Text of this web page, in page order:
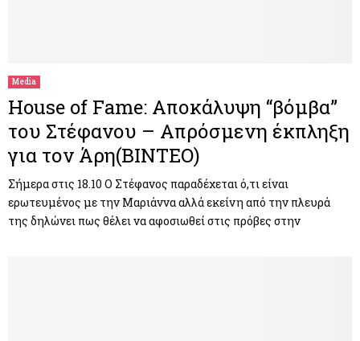
Media
House of Fame: Αποκάλυψη “βόμβα”
του Στέφανου – Απρόσμενη έκπληξη
για τον Άρη(ΒΙΝΤΕΟ)
Σήμερα στις 18.10 Ο Στέφανος παραδέχεται ό,τι είναι
ερωτευμένος με την Μαριάννα αλλά εκείνη από την πλευρά
της δηλώνει πως θέλει να αφοσιωθεί στις πρόβες στην